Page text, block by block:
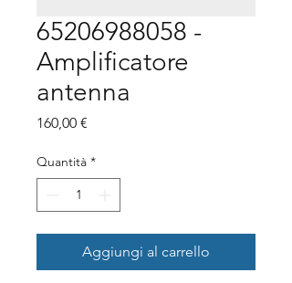
65206988058 -
Amplificatore
antenna
160,00 €
Quantità *
Aggiungi al carrello